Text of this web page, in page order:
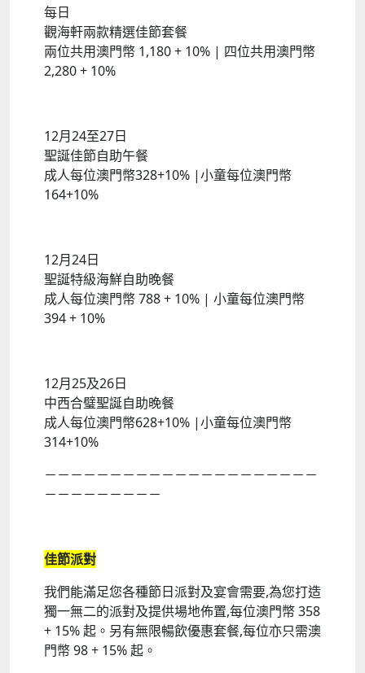
每日
觀海軒兩款精選佳節套餐
兩位共用澳門幣 1,180 + 10% | 四位共用澳門幣
2,280 + 10%
12月24至27日
聖誕佳節自助午餐
成人每位澳門幣328+10% |小童每位澳門幣
164+10%
12月24日
聖誕特級海鮮自助晚餐
成人每位澳門幣 788 + 10% | 小童每位澳門幣
394 + 10%
12月25及26日
中西合璧聖誕自助晚餐
成人每位澳門幣628+10% |小童每位澳門幣
314+10%
－－－－－－－－－－－－－－－－－－－－－
－－－－－－－－－
佳節派對
我們能滿足您各種節日派對及宴會需要,為您打造
獨一無二的派對及提供場地佈置,每位澳門幣 358
+ 15% 起。另有無限暢飲優惠套餐,每位亦只需澳
門幣 98 + 15% 起。